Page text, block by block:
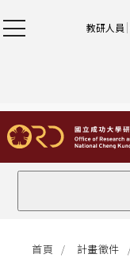
教研人員
首頁 計畫徵件